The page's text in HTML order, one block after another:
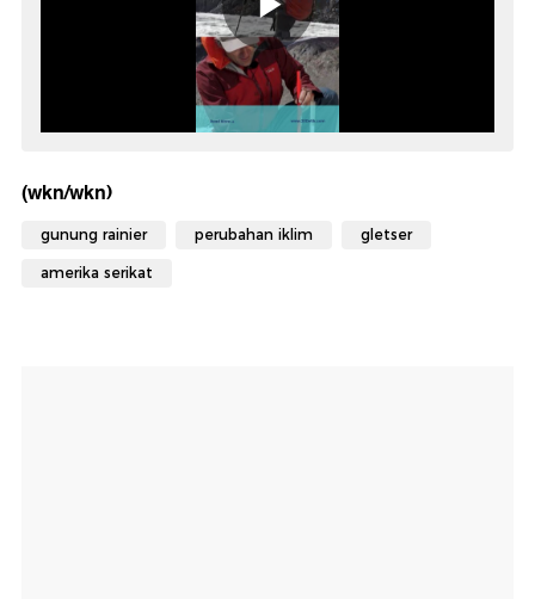
(wkn/wkn)
gunung rainier perubahan iklim gletser
amerika serikat